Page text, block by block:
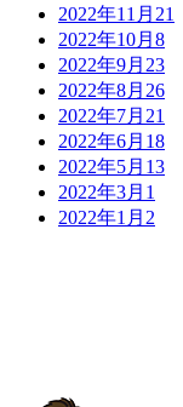
2022年11月 21
2022年10月 8
2022年9月 23
2022年8月 26
2022年7月 21
2022年6月 18
2022年5月 13
2022年3月 1
2022年1月 2